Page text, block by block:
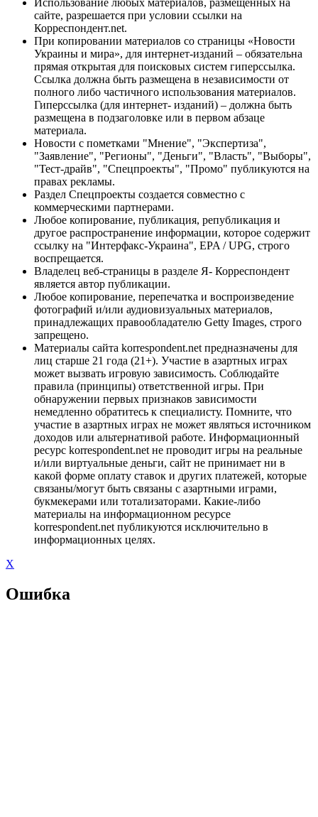
Использование любых материалов, размещённых на
сайте, разрешается при условии ссылки на
Корреспондент.net.
При копировании материалов со страницы «Новости
Украины и мира», для интернет-изданий – обязательна
прямая открытая для поисковых систем гиперссылка.
Ссылка должна быть размещена в независимости от
полного либо частичного использования материалов.
Гиперссылка (для интернет- изданий) – должна быть
размещена в подзаголовке или в первом абзаце
материала.
Новости с пометками "Мнение", "Экспертиза",
"Заявление", "Регионы", "Деньги", "Власть", "Выборы",
"Тест-драйв", "Спецпроекты", "Промо" публикуются на
правах рекламы.
Раздел Спецпроекты создается совместно с
коммерческими партнерами.
Любое копирование, публикация, републикация и
другое распространение информации, которое содержит
ссылку на "Интерфакс-Украина", EPA / UPG, строго
воспрещается.
Владелец веб-страницы в разделе Я- Корреспондент
является автор публикации.
Любое копирование, перепечатка и воспроизведение
фотографий и/или аудиовизуальных материалов,
принадлежащих правообладателю Getty Images, строго
запрещено.
Материалы сайта korrespondent.net предназначены для
лиц старше 21 года (21+). Участие в азартных играх
может вызвать игровую зависимость. Соблюдайте
правила (принципы) ответственной игры. При
обнаружении первых признаков зависимости
немедленно обратитесь к специалисту. Помните, что
участие в азартных играх не может являться источником
доходов или альтернативой работе. Информационный
ресурс korrespondent.net не проводит игры на реальные
и/или виртуальные деньги, сайт не принимает ни в
какой форме оплату ставок и других платежей, которые
связаны/могут быть связаны с азартными играми,
букмекерами или тотализаторами. Какие-либо
материалы на информационном ресурсе
korrespondent.net публикуются исключительно в
информационных целях.
X
Ошибка